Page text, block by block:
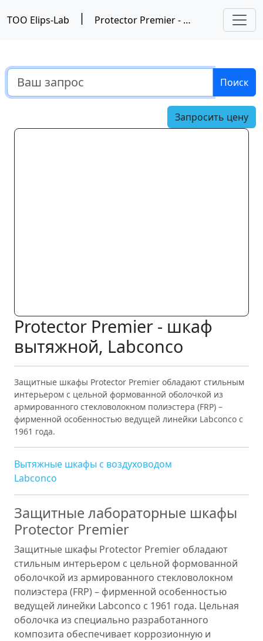
ТОО Elips-Lab | Protector Premier - шкаф вытяжной, Labconco
Поиск
Запросить цену
Protector Premier - шкаф
вытяжной, Labconco
Защитные шкафы Protector Premier обладают стильным
интерьером с цельной формованной оболочкой из
армированного стекловолокном полиэстера (FRP) –
фирменной особенностью ведущей линейки Labconco с
1961 года.
Вытяжные шкафы с воздуховодом
Labconco
Защитные лабораторные шкафы
Protector Premier
Защитные шкафы Protector Premier обладают
стильным интерьером с цельной формованной
оболочкой из армированного стекловолокном
полиэстера (FRP) – фирменной особенностью
ведущей линейки Labconco с 1961 года. Цельная
оболочка из специально разработанного
композита обеспечивает коррозионную и